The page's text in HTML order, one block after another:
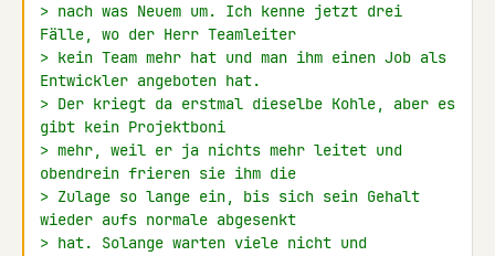
> nach was Neuem um. Ich kenne jetzt drei
Fälle, wo der Herr Teamleiter
> kein Team mehr hat und man ihm einen Job als
Entwickler angeboten hat.
> Der kriegt da erstmal dieselbe Kohle, aber es
gibt kein Projektboni
> mehr, weil er ja nichts mehr leitet und
obendrein frieren sie ihm die
> Zulage so lange ein, bis sich sein Gehalt
wieder aufs normale abgesenkt
> hat. Solange warten viele nicht und